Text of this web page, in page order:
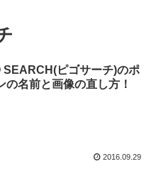
SEARCH(ピゴサーチ)のポ
の名前と画像の直し方！
2016.09.29